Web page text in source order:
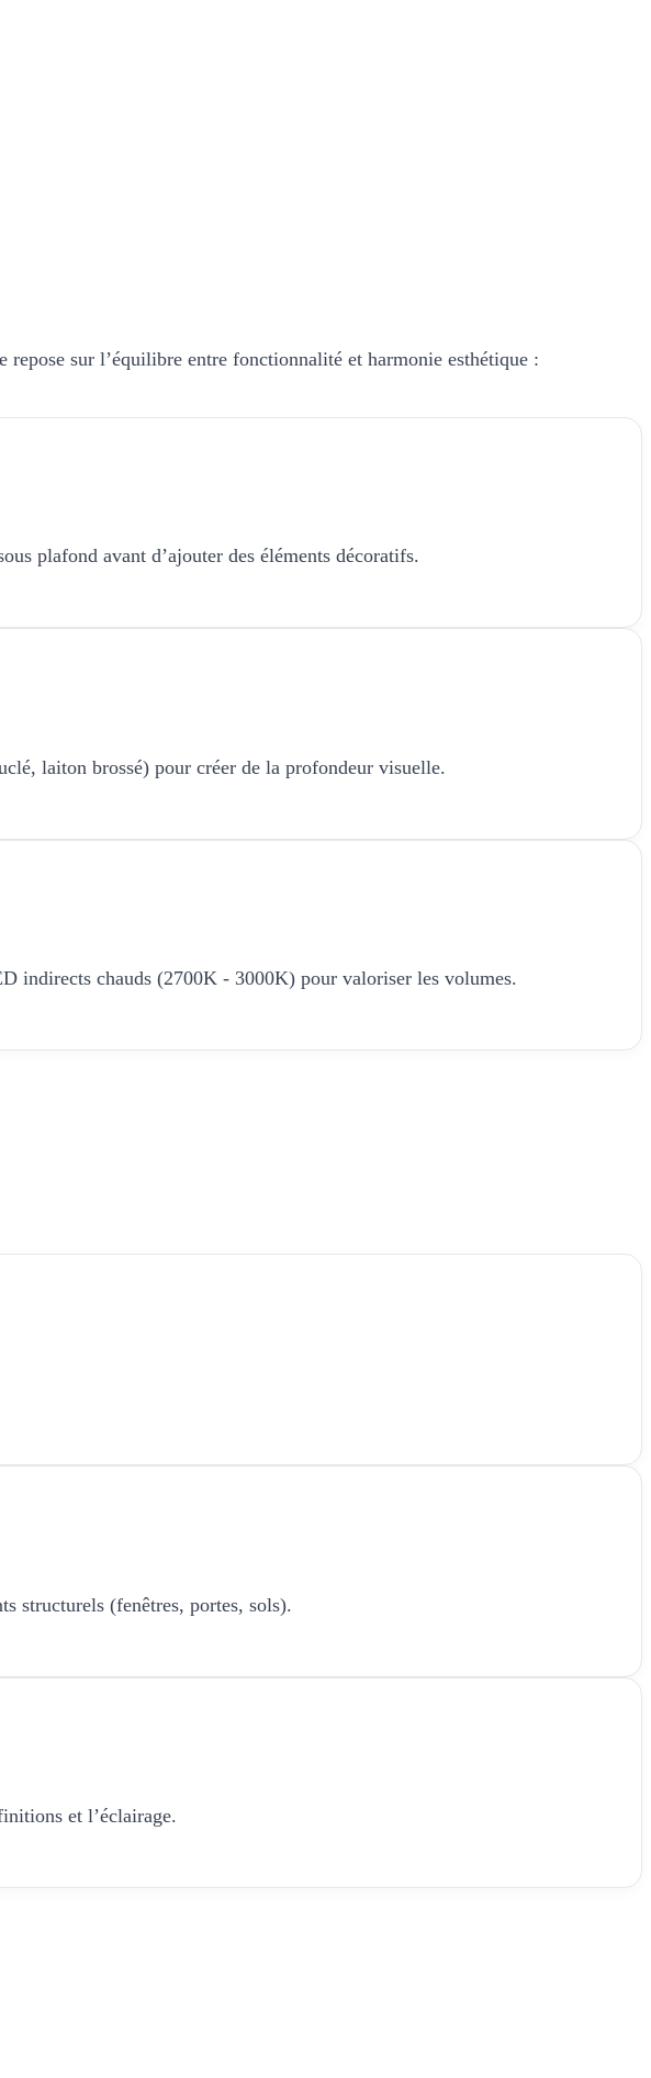
repose sur l’équilibre entre fonctionnalité et harmonie esthétique :
plafond avant d’ajouter des éléments décoratifs.
laiton brossé) pour créer de la profondeur visuelle.
indirects chauds (2700K - 3000K) pour valoriser les volumes.
structurels (fenêtres, portes, sols).
et l’éclairage.